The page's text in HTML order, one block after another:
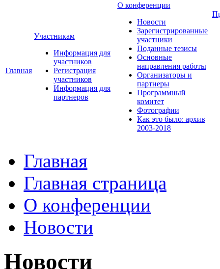
Главная
Участникам
Информация для
участников
Регистрация
участников
Информация для
партнеров
О конференции
Новости
Зарегистрированные
участники
Поданные тезисы
Основные
направления работы
Организаторы и
партнеры
Программный
комитет
Фотографии
Как это было: архив
2003-2018
Главная
Главная страница
О конференции
Новости
Новости